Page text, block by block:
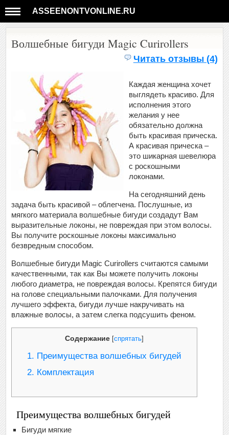
ASSEENONTVONLINE.RU
Волшебные бигуди Magic Curirollers
Читать отзывы (4)
Каждая женщина хочет
выглядеть красиво. Для
исполнения этого
желания у нее
обязательно должна
быть красивая прическа.
А красивая прическа –
это шикарная шевелюра
с роскошными
локонами.
На сегодняшний день
задача быть красивой – облегчена. Послушные, из
мягкого материала волшебные бигуди создадут Вам
выразительные локоны, не повреждая при этом волосы.
Вы получите роскошные локоны максимально
безвредным способом.
Волшебные бигуди Magic Curirollers считаются самыми
качественными, так как Вы можете получить локоны
любого диаметра, не повреждая волосы. Крепятся бигуди
на голове специальными палочками. Для получения
лучшего эффекта, бигуди лучше накручивать на
влажные волосы, а затем слегка подсушить феном.
Содержание [спрятать]
1. Преимущества волшебных бигудей
2. Комплектация
Преимущества волшебных бигудей
Бигуди мягкие